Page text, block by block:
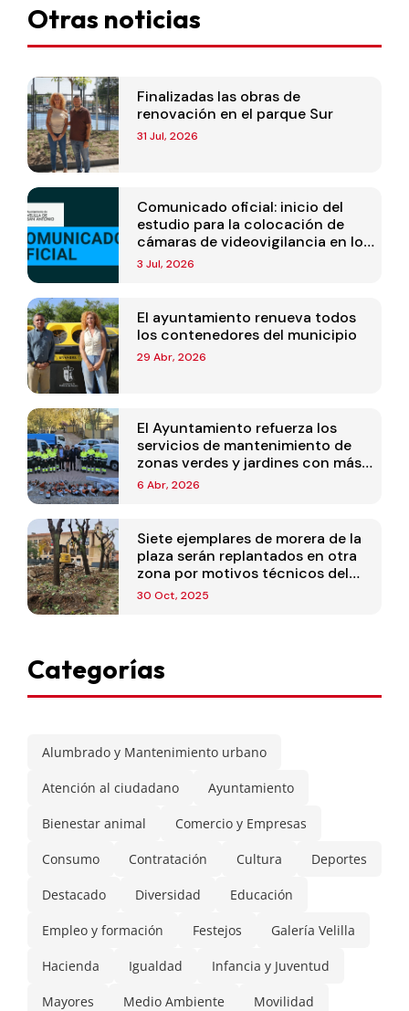
Otras noticias
Finalizadas las obras de
renovación en el parque Sur
31 Jul, 2026
Comunicado oficial: inicio del
estudio para la colocación de
cámaras de videovigilancia en los
puntos de recogida de residuos
3 Jul, 2026
El ayuntamiento renueva todos
los contenedores del municipio
29 Abr, 2026
El Ayuntamiento refuerza los
servicios de mantenimiento de
zonas verdes y jardines con más
personal y maquinaria nueva
6 Abr, 2026
Siete ejemplares de morera de la
plaza serán replantados en otra
zona por motivos técnicos del
proyecto
30 Oct, 2025
Categorías
Alumbrado y Mantenimiento urbano
Atención al ciudadano Ayuntamiento
Bienestar animal Comercio y Empresas
Consumo Contratación Cultura Deportes
Destacado Diversidad Educación
Empleo y formación Festejos Galería Velilla
Hacienda Igualdad Infancia y Juventud
Mayores Medio Ambiente Movilidad